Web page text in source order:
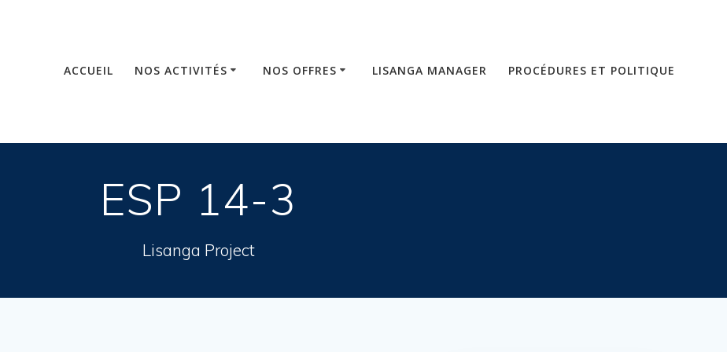
ACCUEIL NOS ACTIVITÉS NOS OFFRES LISANGA MANAGER PROCÉDURES ET POLITIQUE
ESP 14-3
Lisanga Project